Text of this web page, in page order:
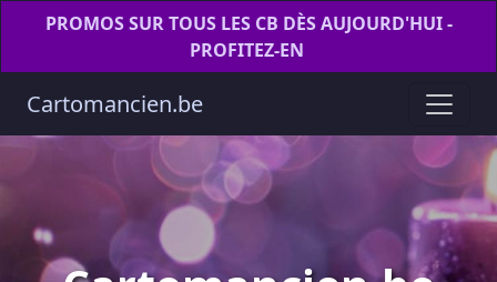
PROMOS SUR TOUS LES CB DÈS AUJOURD'HUI -
PROFITEZ-EN
Cartomancien.be